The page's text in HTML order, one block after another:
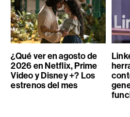
¿Qué ver en agosto de
2026 en Netflix, Prime
Video y Disney +? Los
estrenos del mes